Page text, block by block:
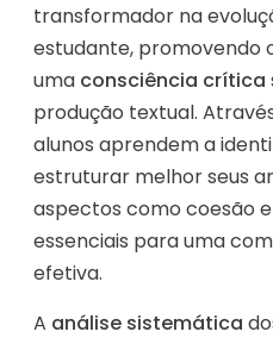
transformador na
estudante, promovendo
uma consciência crítica
produção textual.
alunos aprendem a
estruturar melhor seus
aspectos como coesão
essenciais para uma
efetiva.
A análise sistemática